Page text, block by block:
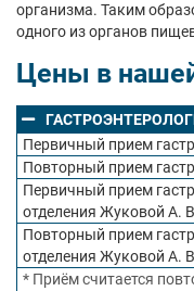
организма. Таким
одного из органов
Цены в
Первичный прием
Повторный прием
Первичный прием
отделения Жуковой А.
Повторный прием
отделения Жуковой А.
* Приём считается